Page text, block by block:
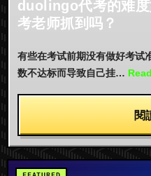
duolingo代考的难
考老师抓到吗？
有些在考试前期没有做好考试
数不达标而导致自己挂…
閱